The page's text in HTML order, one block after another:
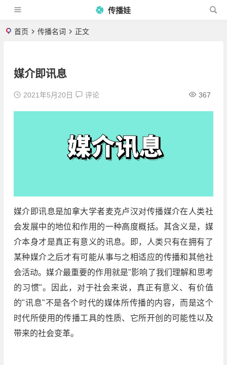
传播娃
首页 传播名词 正文
媒介即讯息
2021年5月20日 评论 367
媒介即讯息是加拿大学者麦克卢汉对传播媒介在人类社
会发展中的地位和作用的一种高度概括。其含义是，媒
介本身才是真正有意义的讯息。即，人类只有在拥有了
某种媒介之后才有可能从事与之相适应的传播和其他社
会活动。媒介最重要的作用就是"影响了我们理解和思考
的习惯"。因此，对于社会来说，真正有意义、有价值
的"讯息"不是各个时代的媒体所传播的内容，而是这个
时代所使用的传播工具的性质、它所开创的可能性以及
带来的社会变革。